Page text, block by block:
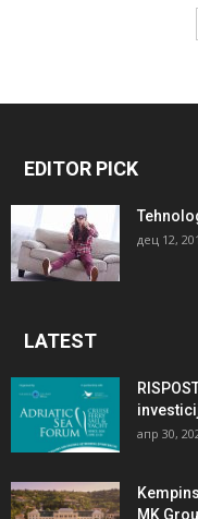
EDITOR PICK
дец 12,
LATEST
апр 30,
MK